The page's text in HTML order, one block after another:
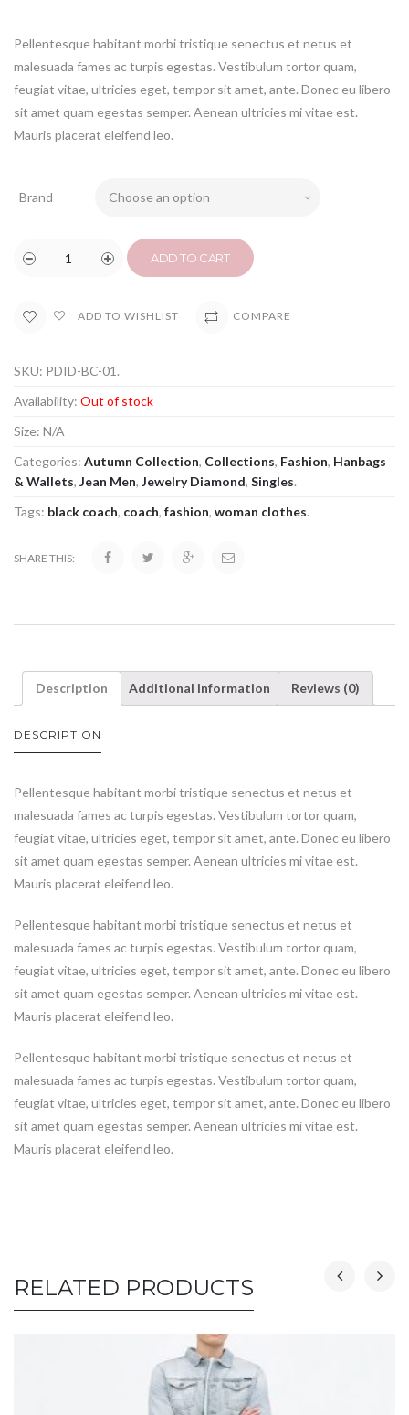
Pellentesque habitant morbi tristique senectus et netus et
malesuada fames ac turpis egestas. Vestibulum tortor quam,
feugiat vitae, ultricies eget, tempor sit amet, ante. Donec eu libero
sit amet quam egestas semper. Aenean ultricies mi vitae est.
Mauris placerat eleifend leo.
Brand
ADD TO CART
ADD TO WISHLIST COMPARE
SKU: PDID-BC-01 .
Availability: Out of stock
Size: N/A
Categories: Autumn Collection, Collections, Fashion, Hanbags
& Wallets, Jean Men, Jewelry Diamond, Singles.
Tags: black coach, coach, fashion, woman clothes.
SHARE THIS:
Description Additional information Reviews (0)
DESCRIPTION
Pellentesque habitant morbi tristique senectus et netus et
malesuada fames ac turpis egestas. Vestibulum tortor quam,
feugiat vitae, ultricies eget, tempor sit amet, ante. Donec eu libero
sit amet quam egestas semper. Aenean ultricies mi vitae est.
Mauris placerat eleifend leo.
Pellentesque habitant morbi tristique senectus et netus et
malesuada fames ac turpis egestas. Vestibulum tortor quam,
feugiat vitae, ultricies eget, tempor sit amet, ante. Donec eu libero
sit amet quam egestas semper. Aenean ultricies mi vitae est.
Mauris placerat eleifend leo.
Pellentesque habitant morbi tristique senectus et netus et
malesuada fames ac turpis egestas. Vestibulum tortor quam,
feugiat vitae, ultricies eget, tempor sit amet, ante. Donec eu libero
sit amet quam egestas semper. Aenean ultricies mi vitae est.
Mauris placerat eleifend leo.
RELATED PRODUCTS